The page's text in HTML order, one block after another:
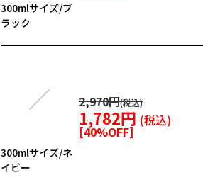
300mlサイズ/ブ
ラック
300mlサイズ/ネ
イビー
2,970円
1,782円
[40%OFF]